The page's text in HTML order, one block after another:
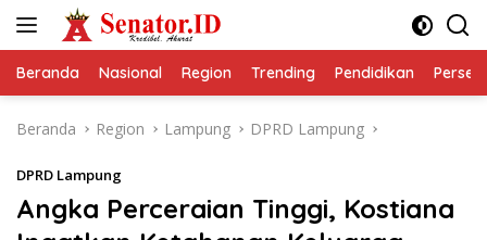
Beranda Nasional Region Trending Pendidikan
Beranda Region Lampung DPRD Lampung
DPRD Lampung
Angka Perceraian Tinggi, Kostiana